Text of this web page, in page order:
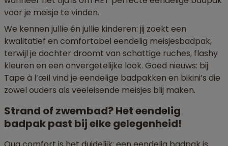
voor je meisje te vinden.
We kennen jullie én jullie kinderen: jij zoekt een
kwalitatief en comfortabel eendelig meisjesbadpak,
terwijl je dochter droomt van schattige ruches, flashy
kleuren en een onvergetelijke look. Goed nieuws: bij
Tape à l’œil vind je eendelige badpakken en bikini’s die
zowel ouders als veeleisende meisjes blij maken.
Strand of zwembad? Het eendelig
badpak past bij elke gelegenheid!